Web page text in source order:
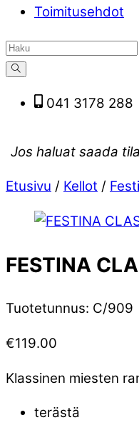
Toimitusehdot
041 3178 288
Jos haluat saada
Etusivu / Kellot /
FESTINA
Tuotetunnus: C/909
€119.00
Klassinen miesten
terästä